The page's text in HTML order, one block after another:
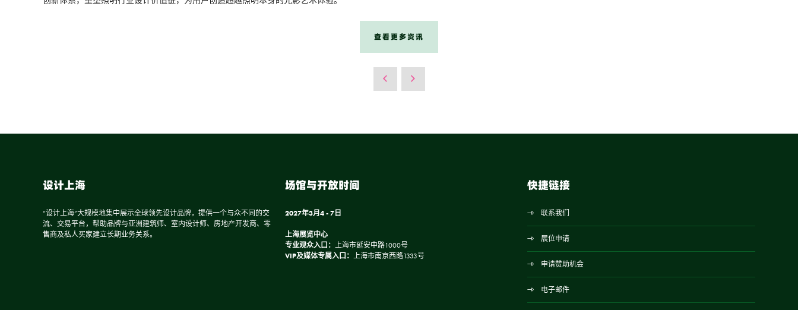
查看更多资讯
设计上海
“设计上海”大规模地集中展示全球领先设计品牌，提供一个与众不同的交
流、交易平台，帮助品牌与亚洲建筑师、室内设计师、房地产开发商、零
售商及私人买家建立长期业务关系。
场馆与开放时间
2027年3月4 - 7日
上海展览中心
专业观众入口： 上海市延安中路1000号
VIP及媒体专属入口： 上海市南京西路1333号
快捷链接
联系我们
展位申请
申请赞助机会
电子邮件